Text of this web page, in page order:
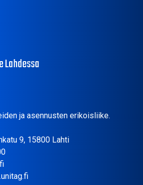
Lahdessa
ja asennusten erikoisliike.
9, 15800 Lahti